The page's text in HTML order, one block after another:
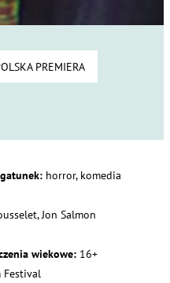
PREMIERA
gatunek: horror, komedia
Jon Salmon
wiekowe: 16+
Festival